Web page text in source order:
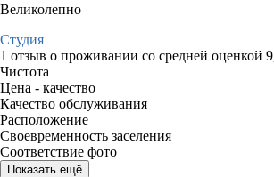
Великолепно
Студия
1 отзыв о проживании со средней оценкой
Чистота
Цена - качество
Качество обслуживания
Расположение
Своевременность заселения
Соответствие фото
Показать ещё